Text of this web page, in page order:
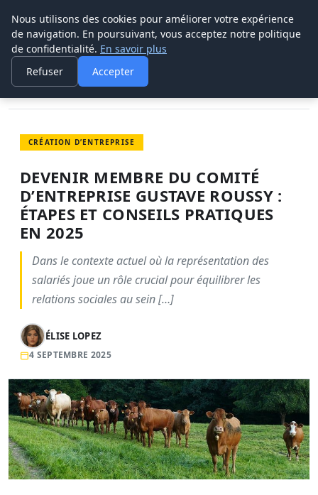
POUVOIR OUVRIER
ACCUEIL
CRÉATION D’ENTREPRISE
DEVENIR MEMBRE DU COMITÉ D’ENTREPRISE GUSTAVE ROUSSY…
CRÉATION D’ENTREPRISE
DEVENIR MEMBRE DU COMITÉ
D’ENTREPRISE GUSTAVE ROUSSY :
ÉTAPES ET CONSEILS PRATIQUES
EN 2025
Dans le contexte actuel où la représentation des
salariés joue un rôle crucial pour équilibrer les
relations sociales au sein […]
ÉLISE LOPEZ
4 SEPTEMBRE 2025
Nous utilisons des cookies pour améliorer votre expérience
de navigation. En poursuivant, vous acceptez notre politique
de confidentialité. En savoir plus
Refuser
Accepter